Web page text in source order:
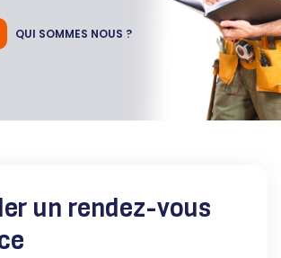
QUI SOMMES NOUS ?
un rendez-vous